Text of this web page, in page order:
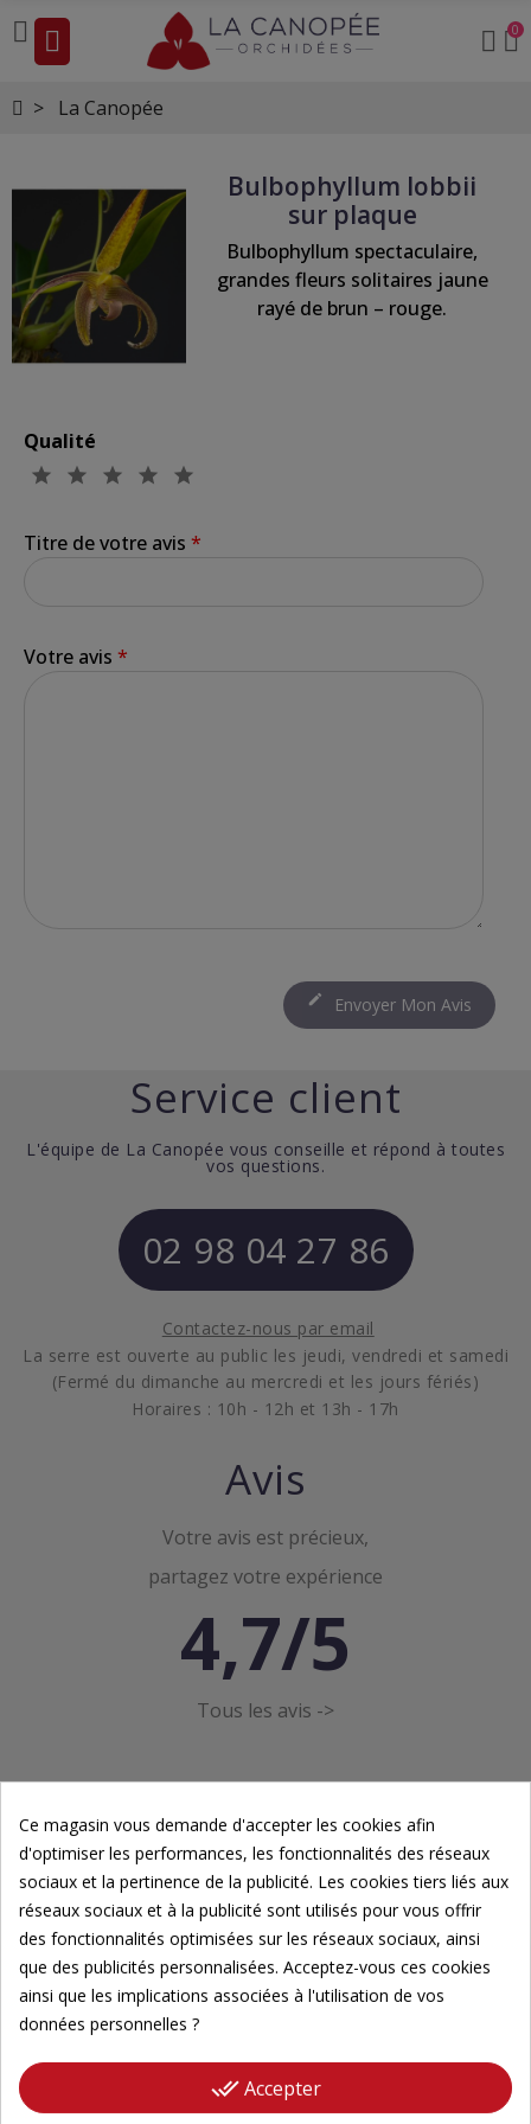
0
La Canopée
Bulbophyllum lobbii
sur plaque
Bulbophyllum spectaculaire,
grandes fleurs solitaires jaune
rayé de brun – rouge.
Qualité
Titre de votre avis *
Votre avis *
 Envoyer Mon Avis
Service client
L'équipe de La Canopée vous conseille et répond à toutes
vos questions.
02 98 04 27 86
Contactez-nous par email
La serre est ouverte au public les jeudi, vendredi et samedi
(Fermé du dimanche au mercredi et les jours fériés)
Horaires : 10h - 12h et 13h - 17h
Avis
Votre avis est précieux,
partagez votre expérience
4,7/5
Tous les avis ->
Newsletter
Inscrivez-vous à notre newsletter pour suivre nos
actualités.
Veuillez renseigner votre adresse email pour
vous inscrire
Ce magasin vous demande d'accepter les cookies afin
d'optimiser les performances, les fonctionnalités des réseaux
sociaux et la pertinence de la publicité. Les cookies tiers liés aux
réseaux sociaux et à la publicité sont utilisés pour vous offrir
des fonctionnalités optimisées sur les réseaux sociaux, ainsi
que des publicités personnalisées. Acceptez-vous ces cookies
ainsi que les implications associées à l'utilisation de vos
données personnelles ?
done_all Accepter